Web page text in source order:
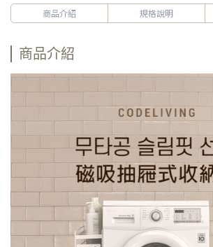
商品介紹 規格說明
商品介紹